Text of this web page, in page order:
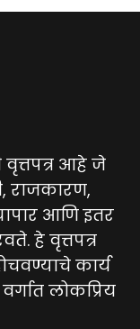
वृत्तपत्र आहे जे
राजकारण,
आणि इतर
हे वृत्तपत्र
कार्य
लोकप्रिय